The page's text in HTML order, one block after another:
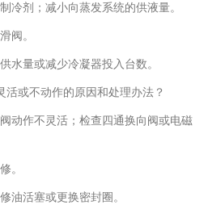
冷剂；减小向蒸发系统的供液量。
阀。
水量或减少冷凝器投入台数。
或不动作的原因和处理办法？
动作不灵活；检查四通换向阀或电磁
。
油活塞或更换密封圈。